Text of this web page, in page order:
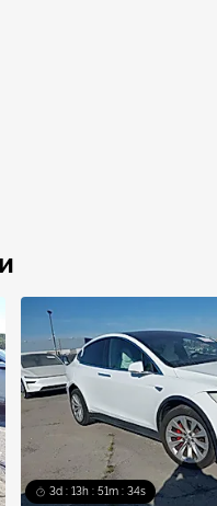
3d : 13h : 51m : 33s